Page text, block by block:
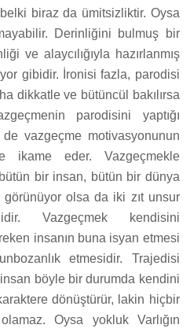
biraz da ümitsizliktir. Oysa
Derinliğini bulmuş bir
ve alaycılığıyla hazırlanmış
gibidir. İronisi fazla, parodisi
dikkatle ve bütüncül bakılırsa
parodisini yaptığı
vazgeçme motivasyonunun
ikame eder. Vazgeçmekle
bir insan, bütün bir dünya
olsa da iki zıt unsur
Vazgeçmek kendisini
insanın buna isyan etmesi
etmesidir. Trajedisi
böyle bir durumda kendini
dönüştürür, lakin hiçbir
Oysa yokluk Varlığın